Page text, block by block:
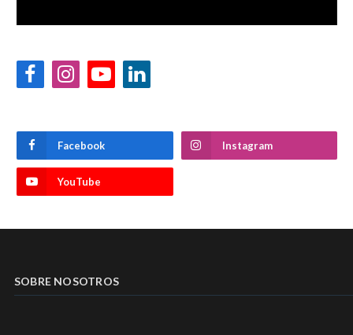
FacebookInstagramYouTubeLinkedIn
Facebook Instagram
YouTube
SOBRE NOSOTROS